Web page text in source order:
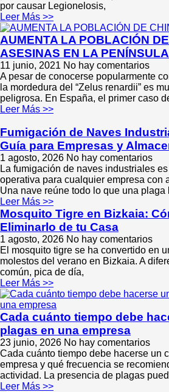
por causar Legionelosis,
Leer Más >>
AUMENTA LA POBLACIÓN
ASESINAS EN LA PENÍNSULA
11 junio, 2021 No hay comentarios
A pesar de conocerse popularmente
la mordedura del “Zelus renardii” es
peligrosa. En España, el primer caso
Leer Más >>
Fumigación de Naves
Guía para Empresas y
1 agosto, 2026 No hay comentarios
La fumigación de naves industriales
operativa para cualquier empresa con
Una nave reúne todo lo que una plaga
Leer Más >>
Mosquito Tigre en Bizkaia:
Eliminarlo de tu Casa
1 agosto, 2026 No hay comentarios
El mosquito tigre se ha convertido en
molestos del verano en Bizkaia. A
común, pica de día,
Leer Más >>
Cada cuánto tiempo debe
plagas en una empresa
23 junio, 2026 No hay comentarios
Cada cuánto tiempo debe hacerse un
empresa y qué frecuencia se
actividad. La presencia de plagas
Leer Más >>